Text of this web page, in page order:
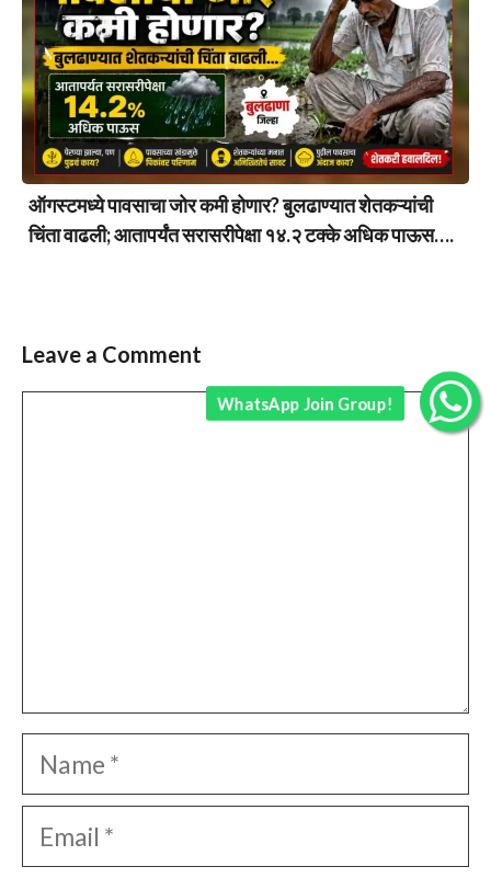
ऑगस्टमध्ये पावसाचा जोर कमी होणार? बुलढाण्यात शेतकऱ्यांची
चिंता वाढली; आतापर्यंत सरासरीपेक्षा १४.२ टक्के अधिक पाऊस….
Leave a Comment
Name
Email
WhatsApp Join Group!